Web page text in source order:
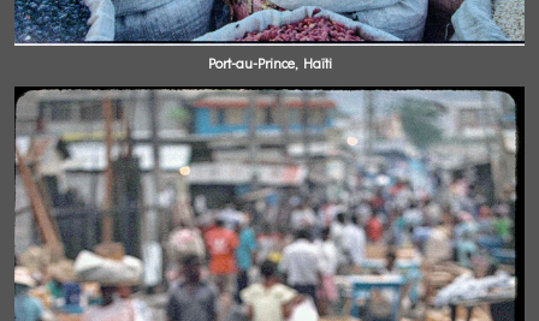
Port-au-Prince, Haïti